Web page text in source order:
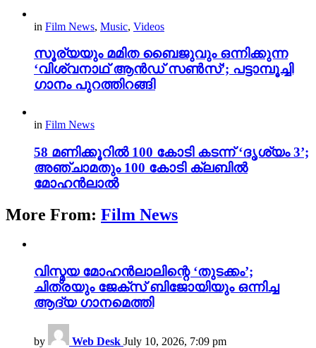
in Film News, Music, Videos
സൂര്യയും മമിത ബൈജുവും ഒന്നിക്കുന്ന
‘വിശ്വനാഥ് ആൻഡ് സൺസ്’; പട്ടാമ്പൂച്ചി
ഗാനം പുറത്തിറങ്ങി
in Film News
58 മണിക്കൂറിൽ 100 കോടി കടന്ന് ‘ദൃശ്യം 3’;
അഞ്ചാമതും 100 കോടി ക്ലബിൽ
മോഹൻലാൽ
More From: Film News
വിസ്മയ മോഹൻലാലിന്റെ ‘തുടക്കം’;
ചിത്രയും ജേക്സ് ബിജോയിയും ഒന്നിച്ച
ആദ്യ ഗാനമെത്തി
by Web Desk July 10, 2026, 7:09 pm